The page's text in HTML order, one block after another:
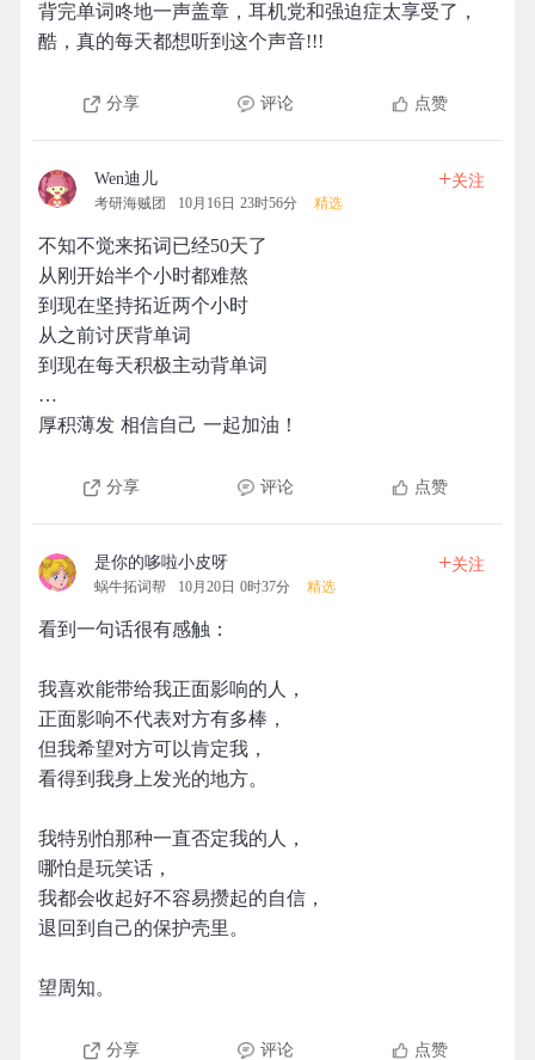
背完单词咚地一声盖章，耳机党和强迫症太享受了，
酷，真的每天都想听到这个声音!!!
分享 评论 点赞
Wen迪儿
考研海贼团 10月16日 23时56分 精选
+关注
不知不觉来拓词已经50天了
从刚开始半个小时都难熬
到现在坚持拓近两个小时
从之前讨厌背单词
到现在每天积极主动背单词
…
厚积薄发 相信自己 一起加油！
分享 评论 点赞
是你的哆啦小皮呀
蜗牛拓词帮 10月20日 0时37分 精选
+关注
看到一句话很有感触：
我喜欢能带给我正面影响的人，
正面影响不代表对方有多棒，
但我希望对方可以肯定我，
看得到我身上发光的地方。
我特别怕那种一直否定我的人，
哪怕是玩笑话，
我都会收起好不容易攒起的自信，
退回到自己的保护壳里。
望周知。
分享 评论 点赞